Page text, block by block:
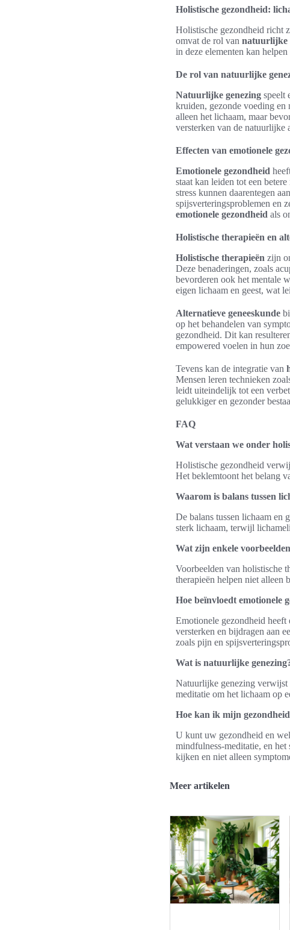
Holistische gezondheid:
Holistische gezondheid richt
omvat de rol van natuurlijke
in deze elementen kan
De rol van natuurlijke
Natuurlijke genezing speelt
kruiden, gezonde voeding en
alleen het lichaam, maar
versterken van de natuurlijke
Effecten van emotionele
Emotionele gezondheid
staat kan leiden tot een
stress kunnen daarentegen
spijsverteringsproblemen en
emotionele gezondheid als
Holistische therapieën en
Holistische therapieën zijn
Deze benaderingen, zoals
bevorderen ook het mentale
eigen lichaam en geest, wat
Alternatieve geneeskunde
op het behandelen van
gezondheid. Dit kan
empowered voelen in hun
Tevens kan de integratie van
Mensen leren technieken
leidt uiteindelijk tot een
gelukkiger en gezonder
FAQ
Wat verstaan we onder
Holistische gezondheid
Het beklemtoont het belang
Waarom is balans tussen
De balans tussen lichaam en
sterk lichaam, terwijl
Wat zijn enkele
Voorbeelden van holistische
therapieën helpen niet alleen
Hoe beïnvloedt emotionele
Emotionele gezondheid
versterken en bijdragen aan
zoals pijn en
Wat is natuurlijke
Natuurlijke genezing verwijst
meditatie om het lichaam op
Hoe kan ik mijn
U kunt uw gezondheid en
mindfulness-meditatie, en het
kijken en niet alleen
Meer artikelen